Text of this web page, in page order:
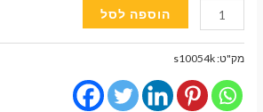
כמות
של
וילונות
מגנטיים
הוספה לסל
מק"ט:s10054k